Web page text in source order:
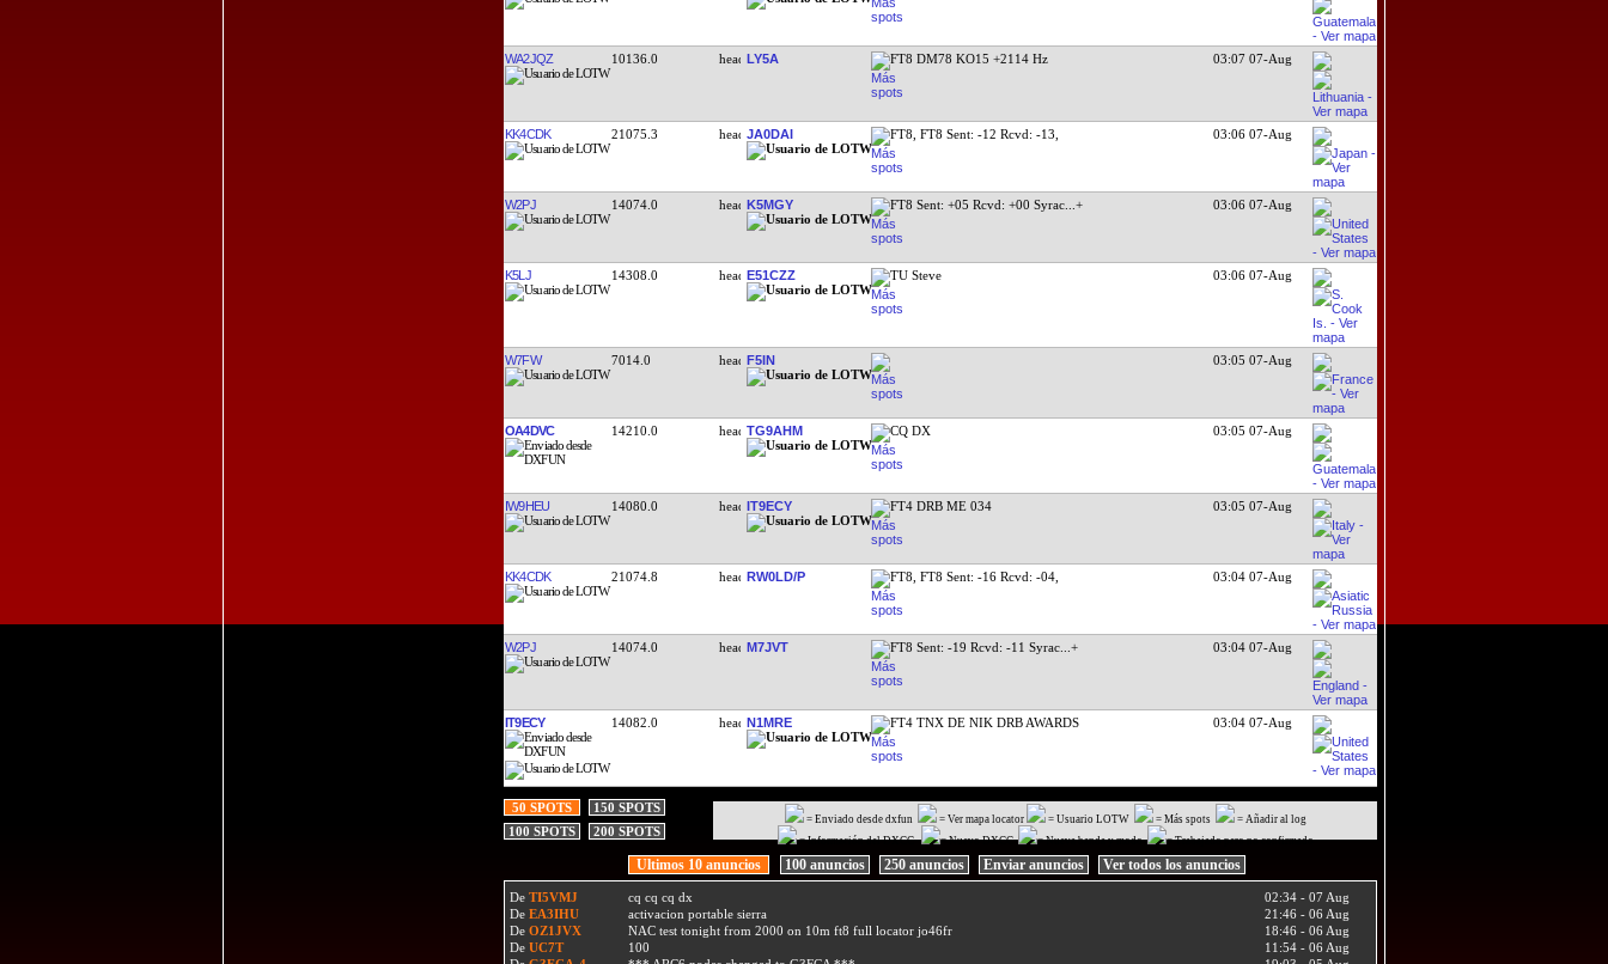
WA2JQZ 10136.0 LY5A FT8 DM78 KO15 +2114 Hz 03:07 07-Aug
KK4CDK 21075.3 JA0DAI FT8, FT8 Sent: -12 Rcvd: -13, 03:06 07-Aug
W2PJ 14074.0 K5MGY FT8 Sent: +05 Rcvd: +00 Syrac ...+ 03:06 07-Aug
K5LJ 14308.0 E51CZZ TU Steve 03:06 07-Aug
W7FW 7014.0 F5IN 03:05 07-Aug
OA4DVC 14210.0 TG9AHM CQ DX 03:05 07-Aug
IW9HEU 14080.0 IT9ECY FT4 DRB ME 034 03:05 07-Aug
KK4CDK 21074.8 RW0LD/P FT8, FT8 Sent: -16 Rcvd: -04, 03:04 07-Aug
W2PJ 14074.0 M7JVT FT8 Sent: -19 Rcvd: -11 Syrac ...+ 03:04 07-Aug
IT9ECY 14082.0 N1MRE FT4 TNX DE NIK DRB AWARDS 03:04 07-Aug
50 SPOTS
150 SPOTS
100 SPOTS
200 SPOTS
= Enviado desde dxfun = Ver mapa locator = Usuario LOTW = Más spots
= Añadir al log
= Información del DXCC
= Nuevo DXCC = Nueva banda y modo = Trabajado pero no confirmado
Ultimos 10 anuncios 100 anuncios 250 anuncios Enviar anuncios Ver todos los anuncios
De TI5VMJ cq cq cq dx
02:34 - 07 Aug
De EA3IHU activacion portable sierra
21:46 - 06 Aug
De OZ1JVX NAC test tonight from 2000 on 10m ft8 full locator jo46fr
18:46 - 06 Aug
De UC7T 100
11:54 - 06 Aug